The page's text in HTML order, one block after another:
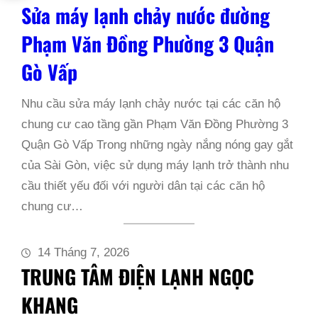
Sửa máy lạnh chảy nước đường
Phạm Văn Đồng Phường 3 Quận
Gò Vấp
Nhu cầu sửa máy lạnh chảy nước tại các căn hộ
chung cư cao tầng gần Phạm Văn Đồng Phường 3
Quận Gò Vấp Trong những ngày nắng nóng gay gắt
của Sài Gòn, việc sử dụng máy lạnh trở thành nhu
cầu thiết yếu đối với người dân tại các căn hộ
chung cư…
14 Tháng 7, 2026
TRUNG TÂM ĐIỆN LẠNH NGỌC
KHANG